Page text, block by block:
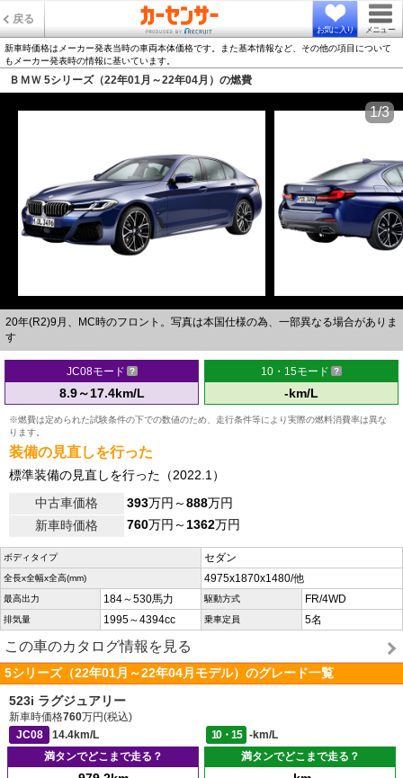
戻る
お気に入り メニュー
新車時価格はメーカー発表当時の車両本体価格です。また基本情報など、その他の項目について
もメーカー発表時の情報に基いています。
ＢＭＷ 5シリーズ（22年01月～22年04月）の燃費
20年(R2)9月、MC時のフロント。写真は本国仕様の為、一部異なる場合がありま
す
1/3
JC08モード
8.9～17.4km/L
10・15モード
-km/L
※燃費は定められた試験条件の下での数値のため、走行条件等により実際の燃料消費率は異な
ります。
装備の見直しを行った
標準装備の見直しを行った（2022.1）
中古車価格
393万円～888万円
新車時価格
760万円～1362万円
ボディタイプ セダン
全長x全幅x全高(mm) 4975x1870x1480/他
最高出力 184～530馬力 駆動方式 FR/4WD
排気量 1995～4394cc 乗車定員 5名
この車のカタログ情報を見る
5シリーズ（22年01月～22年04月モデル）のグレード一覧
523i ラグジュアリー
新車時価格760万円(税込)
JC08
14.4km/L 10・15
-km/L
満タンでどこまで走る？
満タンでどこまで走る？